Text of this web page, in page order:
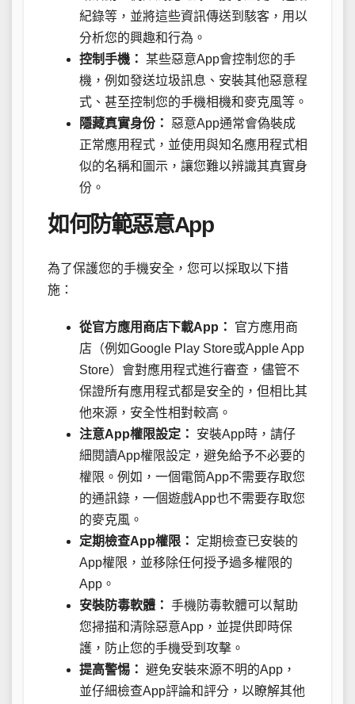
紀錄等，並將這些資訊傳送到駭客，用以
分析您的興趣和行為。
控制手機：
某些惡意App會控制您的手
機，例如發送垃圾訊息、安裝其他惡意程
式、甚至控制您的手機相機和麥克風等。
隱藏真實身份： 惡意App通常會偽裝成
正常應用程式，並使用與知名應用程式相
似的名稱和圖示，讓您難以辨識其真實身
份。
如何防範惡意App
為了保護您的手機安全，您可以採取以下措
施：
從官方應用商店下載App：
官方應用商
店（例如Google Play Store或Apple App
Store）會對應用程式進行審查，儘管不
保證所有應用程式都是安全的，但相比其
他來源，安全性相對較高。
注意App權限設定：
安裝App時，請仔
細閱讀App權限設定，避免給予不必要的
權限。例如，一個電筒App不需要存取您
的通訊錄，一個遊戲App也不需要存取您
的麥克風。
定期檢查App權限：
定期檢查已安裝的
App權限，並移除任何授予過多權限的
App。
安裝防毒軟體： 手機防毒軟體可以幫助
您掃描和清除惡意App，並提供即時保
護，防止您的手機受到攻擊。
提高警惕： 避免安裝來源不明的App，
並仔細檢查App評論和評分，以瞭解其他